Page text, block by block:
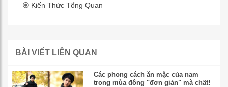
Kiến Thức Tổng Quan
BÀI VIẾT LIÊN QUAN
Các phong cách ăn mặc của nam
trong mùa đông "đơn giản" mà chất!